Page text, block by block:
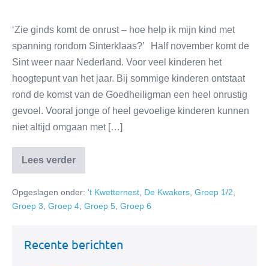
‘Zie ginds komt de onrust – hoe help ik mijn kind met
spanning rondom Sinterklaas?’ Half november komt de
Sint weer naar Nederland. Voor veel kinderen het
hoogtepunt van het jaar. Bij sommige kinderen ontstaat
rond de komst van de Goedheiligman een heel onrustig
gevoel. Vooral jonge of heel gevoelige kinderen kunnen
niet altijd omgaan met […]
Lees verder
Opgeslagen onder: 't Kwetternest, De Kwakers, Groep 1/2,
Groep 3, Groep 4, Groep 5, Groep 6
Recente berichten